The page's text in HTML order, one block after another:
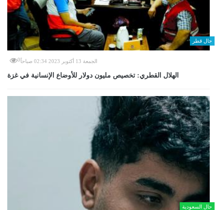
حال قطر
الجمعة 13 أكتوبر 2023 02:34 صباحاً 0
الهلال القطري: تخصيص مليون دولار للأوضاع الإنسانية في غزة
حال السعودية